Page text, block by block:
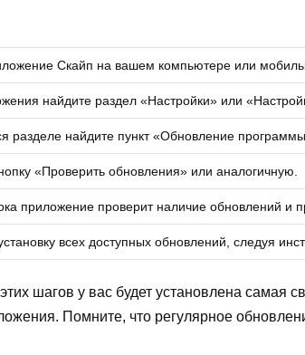
Скайп на вашем компьютере или
найдите раздел «Настройки» или
разделе найдите пункт «Обновление
«Проверить обновления» или аналогичную.
приложение проверит наличие обновлений и
всех доступных обновлений, следуя
шагов у вас будет установлена самая
Помните, что регулярное